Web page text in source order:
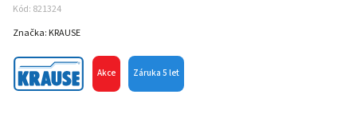
Kód: 821324
Akce Záruka 5 let
Značka: KRAUSE